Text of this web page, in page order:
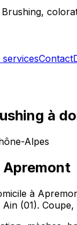
servicesContact
à
Alpes
Apremont
à
(01).